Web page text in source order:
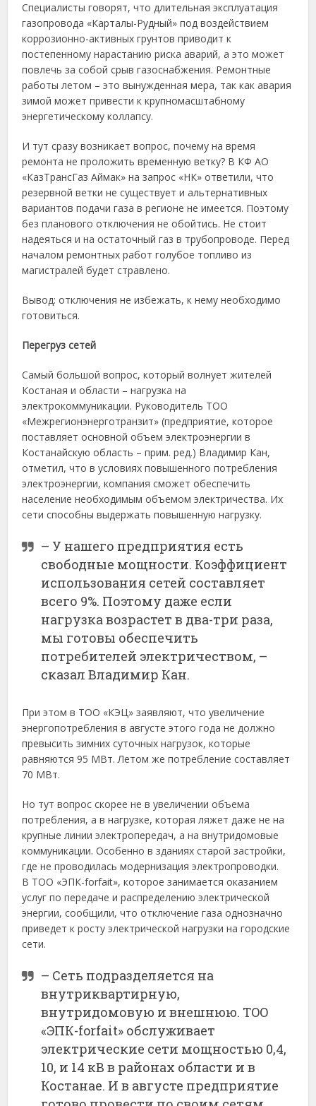
Специалисты говорят, что длительная эксплуатация
газопровода «Карталы-Рудный» под воздействием
коррозионно-активных грунтов приводит к
постепенному нарастанию риска аварий, а это может
повлечь за собой срыв газоснабжения. Ремонтные
работы летом – это вынужденная мера, так как авария
зимой может привести к крупномасштабному
энергетическому коллапсу.
И тут сразу возникает вопрос, почему на время
ремонта не проложить временную ветку? В КФ АО
«КазТрансГаз Аймак» на запрос «НК» ответили, что
резервной ветки не существует и альтернативных
вариантов подачи газа в регионе не имеется. Поэтому
без планового отключения не обойтись. Не стоит
надеяться и на остаточный газ в трубопроводе. Перед
началом ремонтных работ голубое топливо из
магистралей будет стравлено.
Вывод: отключения не избежать, к нему необходимо
готовиться.
Перегруз сетей
Самый большой вопрос, который волнует жителей
Костаная и области – нагрузка на
электрокоммуникации. Руководитель ТОО
«Межрегионэнерготранзит» (предприятие, которое
поставляет основной объем электроэнергии в
Костанайскую область – прим. ред.) Владимир Кан,
отметил, что в условиях повышенного потребления
электроэнергии, компания сможет обеспечить
население необходимым объемом электричества. Их
сети способны выдержать повышенную нагрузку.
– У нашего предприятия есть
свободные мощности. Коэффициент
использования сетей составляет
всего 9%. Поэтому даже если
нагрузка возрастет в два-три раза,
мы готовы обеспечить
потребителей электричеством, –
сказал Владимир Кан.
При этом в ТОО «КЭЦ» заявляют, что увеличение
энергопотребления в августе этого года не должно
превысить зимних суточных нагрузок, которые
равняются 95 МВт. Летом же потребление составляет
70 МВт.
Но тут вопрос скорее не в увеличении объема
потребления, а в нагрузке, которая ляжет даже не на
крупные линии электропередач, а на внутридомовые
коммуникации. Особенно в зданиях старой застройки,
где не проводилась модернизация электропроводки.
В ТОО «ЭПК-forfait», которое занимается оказанием
услуг по передаче и распределению электрической
энергии, сообщили, что отключение газа однозначно
приведет к росту электрической нагрузки на городские
сети.
– Сеть подразделяется на
внутриквартирную,
внутридомовую и внешнюю. TOO
«ЭПК-forfait» обслуживает
электрические сети мощностью 0,4,
10, и 14 кВ в районах области и в
Костанае. И в августе предприятие